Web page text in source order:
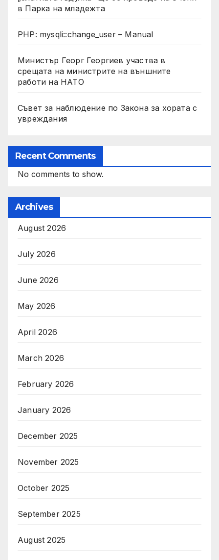
в Парка на младежта
PHP: mysqli::change_user – Manual
Министър Георг Георгиев участва в
срещата на министрите на външните
работи на НАТО
Съвет за наблюдение по Закона за хората с
увреждания
Recent Comments
No comments to show.
Archives
August 2026
July 2026
June 2026
May 2026
April 2026
March 2026
February 2026
January 2026
December 2025
November 2025
October 2025
September 2025
August 2025